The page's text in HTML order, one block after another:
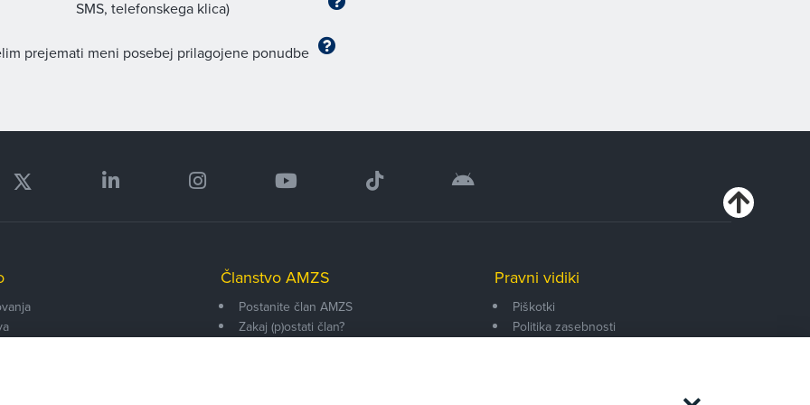
SMS, telefonskega klica)
prejemati meni posebej prilagojene ponudbe
Članstvo AMZS
Postanite član AMZS
Zakaj (p)ostati član?
Pravni vidiki
Piškotki
Politika zasebnosti